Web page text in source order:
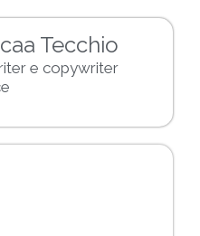
Tecchio
e copywriter